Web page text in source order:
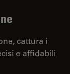
cattura i
e affidabili